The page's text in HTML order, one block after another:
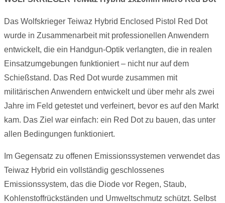
Das Wolfskrieger Teiwaz Hybrid Enclosed Pistol Red Dot
wurde in Zusammenarbeit mit professionellen Anwendern
entwickelt, die ein Handgun-Optik verlangten, die in realen
Einsatzumgebungen funktioniert – nicht nur auf dem
Schießstand. Das Red Dot wurde zusammen mit
militärischen Anwendern entwickelt und über mehr als zwei
Jahre im Feld getestet und verfeinert, bevor es auf den Markt
kam. Das Ziel war einfach: ein Red Dot zu bauen, das unter
allen Bedingungen funktioniert.
Im Gegensatz zu offenen Emissionssystemen verwendet das
Teiwaz Hybrid ein vollständig geschlossenes
Emissionssystem, das die Diode vor Regen, Staub,
Kohlenstoffrückständen und Umweltschmutz schützt. Selbst